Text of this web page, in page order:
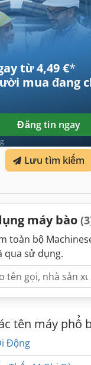
từ 4,49 €*
mua đang
Đăng tin ngay
Lưu tìm kiếm
máy bào
toàn bộ
qua sử dụng.
tên máy phổ
Động